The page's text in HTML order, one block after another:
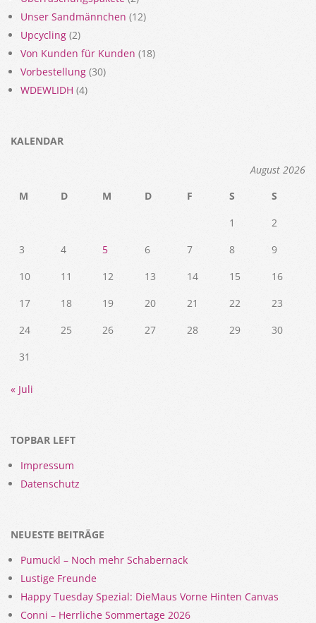
Unser Sandmännchen (12)
Upcycling (2)
Von Kunden für Kunden (18)
Vorbestellung (30)
WDEWLIDH (4)
KALENDAR
August 2026
M
D M D F S
S
1
2
3
4 5 6 7 8
9
10
11 12 13 14 15
16
17
18 19 20 21 22
23
24
25 26 27 28 29
30
31
« Juli
TOPBAR LEFT
Impressum
Datenschutz
NEUESTE BEITRÄGE
Pumuckl – Noch mehr Schabernack
Lustige Freunde
Happy Tuesday Spezial: DieMaus Vorne Hinten Canvas
Conni – Herrliche Sommertage 2026